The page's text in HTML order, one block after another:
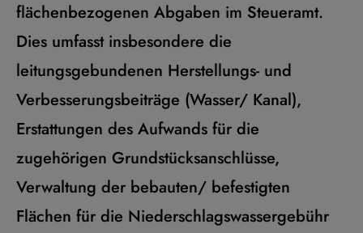
flächenbezogenen Abgaben im Steueramt.
Dies umfasst insbesondere die
leitungsgebundenen Herstellungs- und
Verbesserungsbeiträge (Wasser/ Kanal),
Erstattungen des Aufwands für die
zugehörigen Grundstücksanschlüsse,
Verwaltung der bebauten/ befestigten
Flächen für die Niederschlagswassergebühr